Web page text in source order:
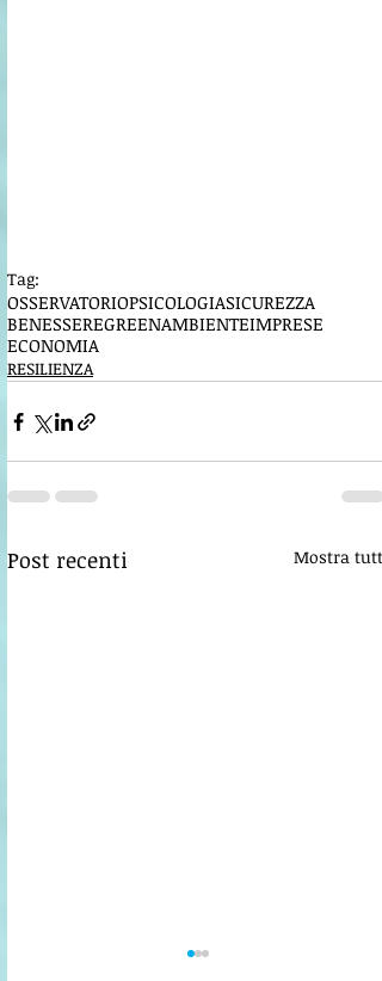
Tag:
OSSERVATORIOPSICOLOGIASICUREZZA
BENESSEREGREENAMBIENTEIMPRESE
ECONOMIA
RESILIENZA
Post recenti Mostra tutti